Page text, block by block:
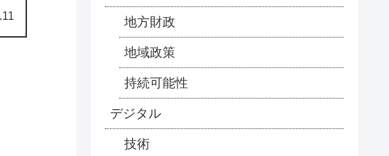
地方財政
地域政策
持続可能性
デジタル
技術